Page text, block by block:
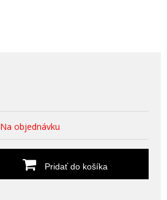
Na objednávku
Pridať do košíka